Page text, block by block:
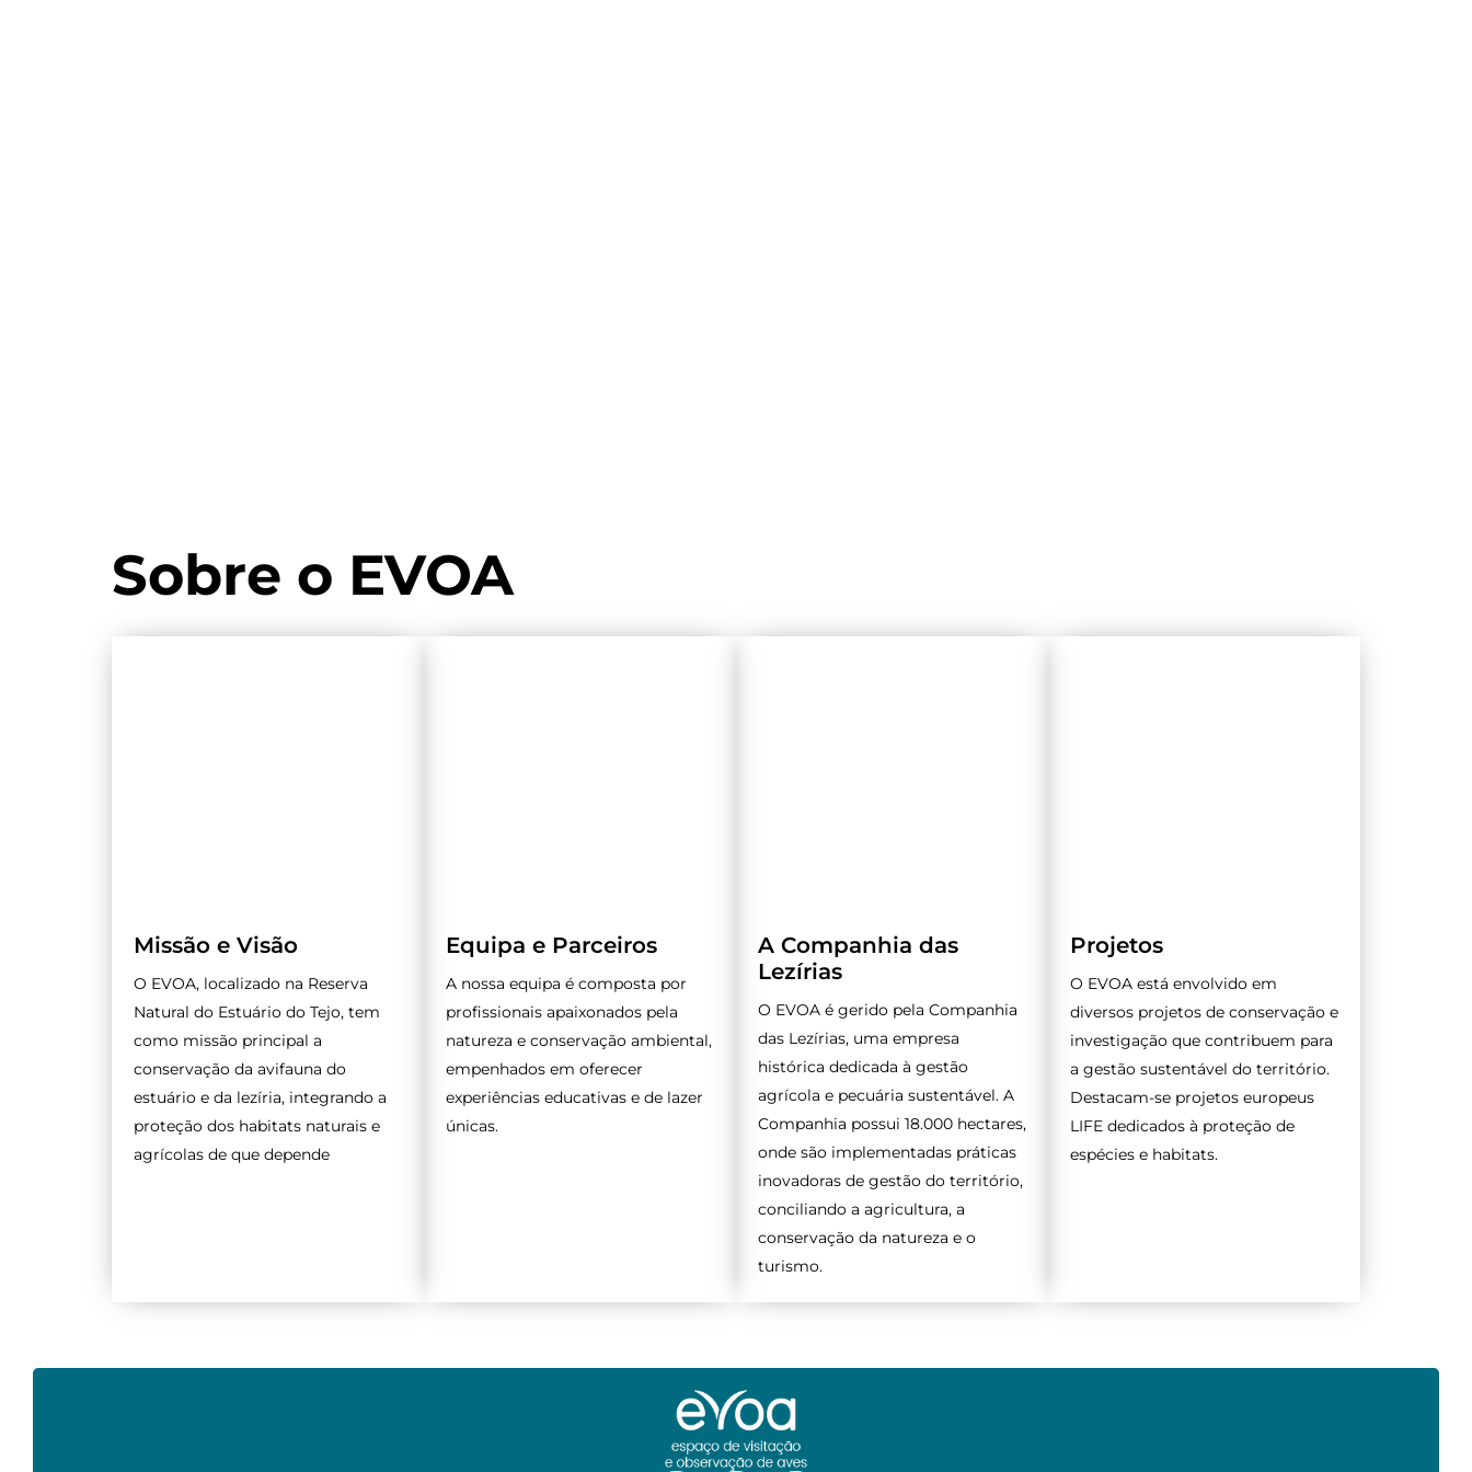
Sobre o EVOA
Missão e Visão
O EVOA, localizado na Reserva
Natural do Estuário do Tejo, tem
como missão principal a
conservação da avifauna do
estuário e da lezíria, integrando a
proteção dos habitats naturais e
agrícolas de que depende
Equipa e Parceiros
A nossa equipa é composta por
profissionais apaixonados pela
natureza e conservação ambiental,
empenhados em oferecer
experiências educativas e de lazer
únicas.
A Companhia das
Lezírias
O EVOA é gerido pela Companhia
das Lezírias, uma empresa
histórica dedicada à gestão
agrícola e pecuária sustentável. A
Companhia possui 18.000 hectares,
onde são implementadas práticas
inovadoras de gestão do território,
conciliando a agricultura, a
conservação da natureza e o
turismo.
Projetos
O EVOA está envolvido em
diversos projetos de conservação e
investigação que contribuem para
a gestão sustentável do território.
Destacam-se projetos europeus
LIFE dedicados à proteção de
espécies e habitats.